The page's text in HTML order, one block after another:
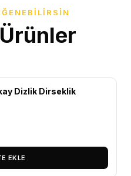
Dizlik Dirseklik
EKLE